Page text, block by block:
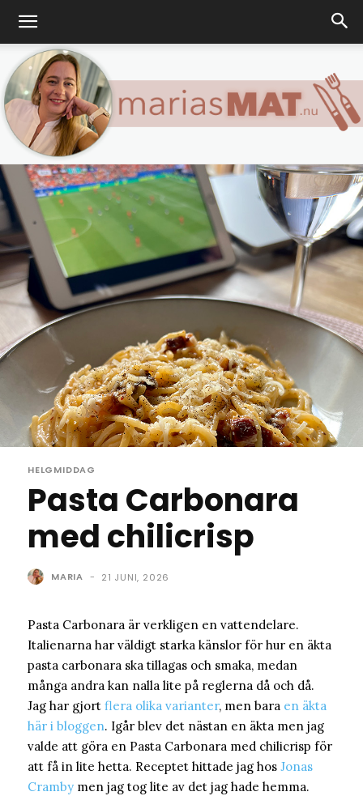
Marias
matblogg
HELGMIDDAG
Pasta Carbonara
med chilicrisp
MARIA - 21 JUNI, 2026
Pasta Carbonara är verkligen en vattendelare.
Italienarna har väldigt starka känslor för hur en äkta
pasta carbonara ska tillagas och smaka, medan
många andra kan nalla lite på reglerna då och då.
Jag har gjort flera olika varianter, men bara en äkta
här i bloggen. Igår blev det nästan en äkta men jag
valde att göra en Pasta Carbonara med chilicrisp för
att få in lite hetta. Receptet hittade jag hos Jonas
Cramby men jag tog lite av det jag hade hemma.